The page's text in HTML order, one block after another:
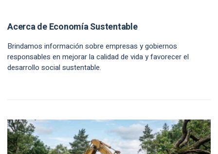
Acerca de Economía Sustentable
Brindamos información sobre empresas y gobiernos
responsables en mejorar la calidad de vida y favorecer el
desarrollo social sustentable.